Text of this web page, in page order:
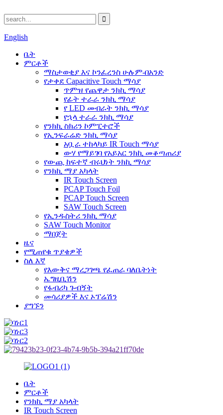
English
ቤት
ምርቶች
ማስታወቂያ እና ኮንፈረንስ ሁሉም-በአንድ
የታቀደ Capacitive Touch ማሳያ
ጥምዝ የጨዋታ ንክኪ ማሳያ
የፊት ተራራ ንክኪ ማሳያ
የ LED መብራት ንክኪ ማሳያ
የኋላ ተራራ ንክኪ ማሳያ
የንክኪ ስክሪን ኮምፒተሮች
የኢንፍራሬድ ንክኪ ማሳያ
አቧራ ተከላካይ IR Touch ማሳያ
ውሃ የማይገባ የአይአር ንክኪ መቆጣጠሪያ
የውጪ ከፍተኛ ብሩህነት ንክኪ ማሳያ
የንክኪ ማያ አካላት
IR Touch Screen
PCAP Touch Foil
PCAP Touch Screen
SAW Touch Screen
የኢንዱስትሪ ንክኪ ማሳያ
SAW Touch Monitor
ማበጀት
ዜና
የሚጠየቁ ጥያቄዎች
ስለ እኛ
የእውቅና ማረጋገጫ የፈጠራ ባለቤትነት
ኤግዚቢሽን
የፋብሪካ ጉብኝት
መሳሪያዎች እና ኦፕሬሽን
ያግኙን
ቤት
ምርቶች
የንክኪ ማያ አካላት
IR Touch Screen